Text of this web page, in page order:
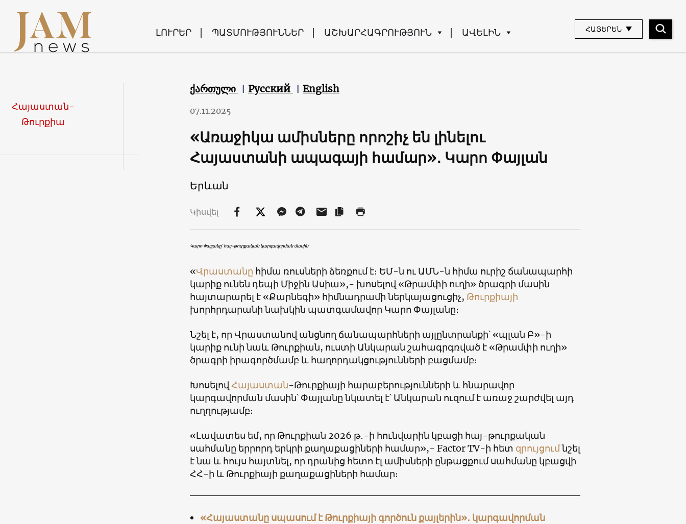
ԼՈՒՐԵՐ ՊԱՏՄՈՒԹՅՈՒՆՆԵՐ ԱՇԽԱՐՀԱԳՐՈՒԹՅՈՒՆ ԱՎԵԼԻՆ ՀԱՅԵՐԵՆ
Հայաստան-
Թուրքիա
ქართული Русский English
07.11.2025
«Առաջիկա ամիսները որոշիչ են լինելու
Հայաստանի ապագայի համար»․ Կարո Փայլան
Երևան
Կիսվել
Կարո Փայլանը՝ հայ-թուրքական կարգավորման մասին
«Վրաստանը հիմա ռուսների ձեռքում է։ ԵՄ-ն ու ԱՄՆ-ն հիմա ուրիշ ճանապարհի
կարիք ունեն դեպի Միջին Ասիա»,- խոսելով «Թրամփի ուղի» ծրագրի մասին
հայտարարել է «Քարնեգի» հիմնադրամի ներկայացուցիչ, Թուրքիայի
խորհրդարանի նախկին պատգամավոր Կարո Փայլանը։
Նշել է, որ Վրաստանով անցնող ճանապարհների այլընտրանքի՝ «պլան Բ»-ի
կարիք ունի նաև Թուրքիան, ուստի Անկարան շահագրգռված է «Թրամփի ուղի»
ծրագրի իրագործմամբ և հաղորդակցությունների բացմամբ։
Խոսելով Հայաստան-Թուրքիայի հարաբերությունների և հնարավոր
կարգավորման մասին՝ Փայլանը նկատել է՝ Անկարան ուզում է առաջ շարժվել այդ
ուղղությամբ։
«Լավատես եմ, որ Թուրքիան 2026 թ․-ի հունվարին կբացի հայ-թուրքական
սահմանը երրորդ երկրի քաղաքացիների համար»,- Factor TV-ի հետ զրույցումնշել
է նա և հույս հայտնել, որ դրանից հետո էլ ամիսների ընթացքում սահմանը կբացվի
ՀՀ-ի և Թուրքիայի քաղաքացիների համար։
«Հայաստանը սպասում է Թուրքիայի գործուն քայլերին»․ կարգավորման